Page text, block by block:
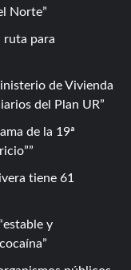
Norte
ruta para
de Vivienda
del Plan UR
de la 19ª
tiene 61
y